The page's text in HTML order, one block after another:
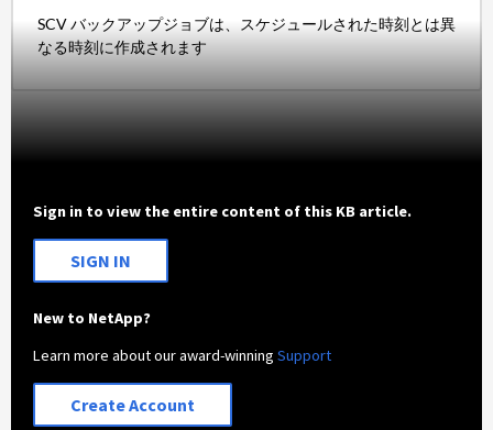
SCV バックアップジョブは、スケジュールされた時刻とは異
なる時刻に作成されます
Sign in to view the entire content of this KB article.
SIGN IN
New to NetApp?
Learn more about our award-winningSupport
Create Account